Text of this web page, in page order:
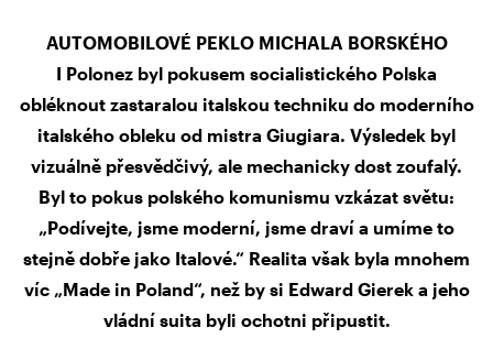
AUTOMOBILOVÉ PEKLO MICHALA BORSKÉHO
I Polonez byl pokusem socialistického Polska
obléknout zastaralou italskou techniku do moderního
italského obleku od mistra Giugiara. Výsledek byl
vizuálně přesvědčivý, ale mechanicky dost zoufalý.
Byl to pokus polského komunismu vzkázat světu:
„Podívejte, jsme moderní, jsme draví a umíme to
stejně dobře jako Italové.“ Realita však byla mnohem
víc „Made in Poland“, než by si Edward Gierek a jeho
vládní suita byli ochotni připustit.